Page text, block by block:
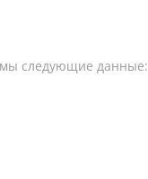
следующие данные: